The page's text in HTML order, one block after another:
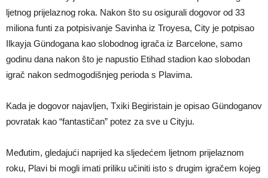
Ćabi sastavlja kockice, lijevi bek iz Španije i golman iz Portugala za
strašni Čelsi?!
FIFA u velikom previranju! Infantino svojim potezom iznenadio
fudbalski svijet
ljetnog prijelaznog roka. Nakon što su osigurali dogovor od 33
miliona funti za potpisivanje Savinha iz Troyesa, City je potpisao
Ilkayja Gündogana kao slobodnog igrača iz Barcelone, samo
godinu dana nakon što je napustio Etihad stadion kao slobodan
igrač nakon sedmogodišnjeg perioda s Plavima.
Kada je dogovor najavljen, Txiki Begiristain je opisao Gündoganov
povratak kao “fantastičan” potez za sve u Cityju.
Međutim, gledajući naprijed ka sljedećem ljetnom prijelaznom
roku, Plavi bi mogli imati priliku učiniti isto s drugim igračem kojeg